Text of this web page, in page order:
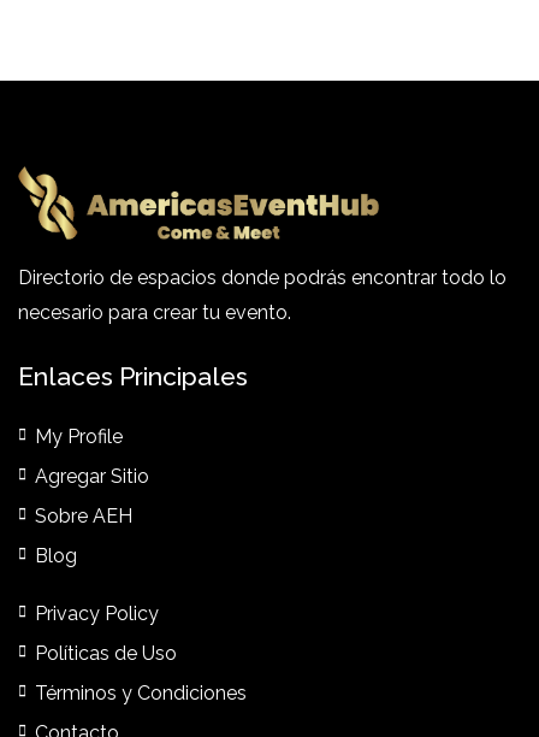
$49.00.
$39.00.
Directorio de espacios donde podrás encontrar todo lo
necesario para crear tu evento.
Enlaces Principales
My Profile
Agregar Sitio
Sobre AEH
Blog
Privacy Policy
Políticas de Uso
Términos y Condiciones